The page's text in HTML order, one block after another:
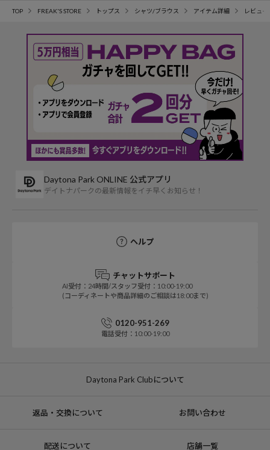
TOP FREAK'S STORE トップス シャツ/ブラウス アイテム詳細 レビュー
Daytona Park ONLINE 公式アプリ
デイトナパークの最新情報をイチ早くお知らせ！
ヘルプ
チャットサポート
AI受付：24時間/スタッフ受付：10:00-19:00
(コーディネートや商品詳細のご相談は18:00まで)
0120-951-269
電話受付：10:00-19:00
Daytona Park Clubについて
返品・交換について お問い合わせ
配送について 店舗一覧